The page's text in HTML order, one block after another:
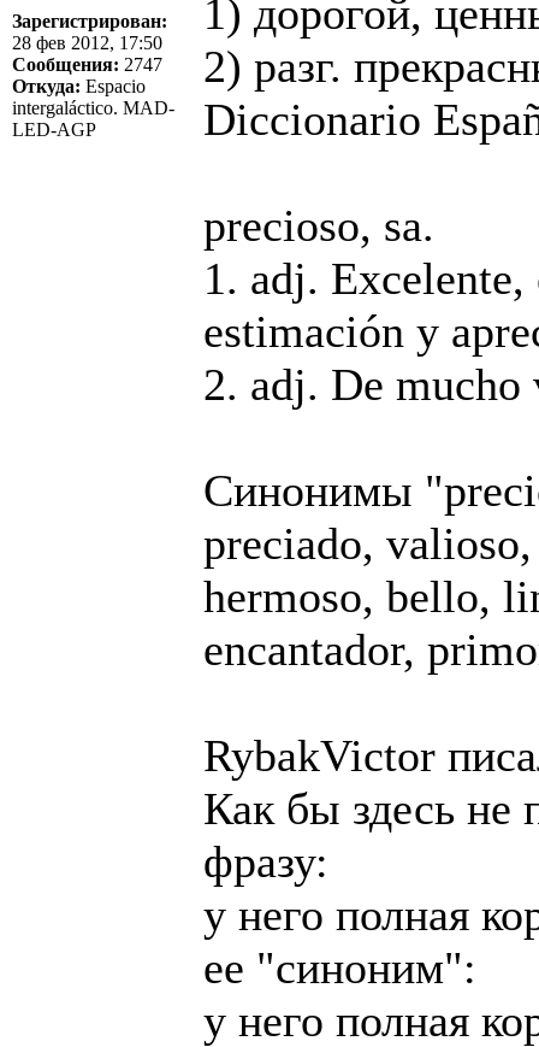
Зарегистрирован:
28 фев 2012, 17:50
Сообщения: 2747
Откуда: Espacio
intergaláctico. MAD-
LED-AGP
1) дорогой,
2) разг.
Diccionario
precioso, sa.
1. adj.
estimación y
2. adj. De mucho
Синонимы
preciado,
hermoso, bello,
encantador,
RybakVictor
Как бы здесь не
фразу:
у него полная
ее "синоним":
у него полная